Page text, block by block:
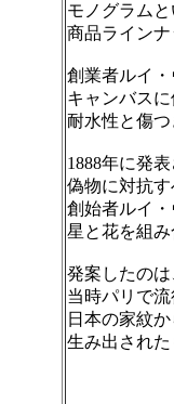
モノグラム
商品ラインナ
創業者ルイ
キャンバス
耐水性と傷つ
1888年に発
偽物に対抗す
創始者ルイ・
星と花を組み
発案したの
当時パリで
日本の家紋
生み出された